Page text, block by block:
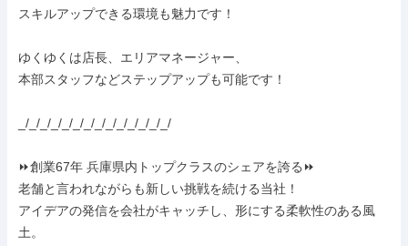
スキルアップできる環境も魅力です！
ゆくゆくは店長、エリアマネージャー、
本部スタッフなどステップアップも可能です！
_/_/_/_/_/_/_/_/_/_/_/_/_/_/
⏩創業67年 兵庫県内トップクラスのシェアを誇る⏩
老舗と言われながらも新しい挑戦を続ける当社！
アイデアの発信を会社がキャッチし、形にする柔軟性のある風
土。